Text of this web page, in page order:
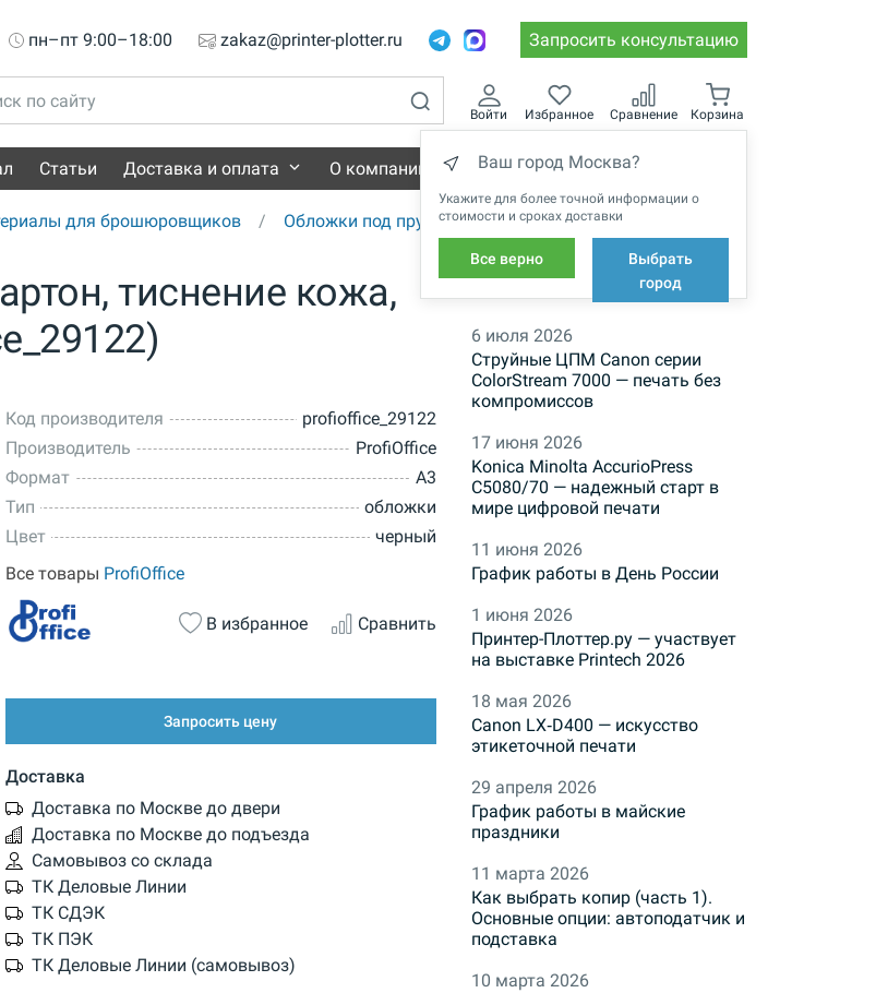
пн–пт 9:00–18:00 zakaz@printer-plotter.ru Запросить консультацию
Войти Избранное Сравнение Корзина
Ваш город Москва?
Укажите для более точной информации о
стоимости и сроках доставки
Все верно
Выбрать
город
Статьи Доставка и оплата О компании Вакансии
для брошюровщиков Обложки под пружину
тиснение кожа,
Код производителя
profioffice_29122
Производитель
ProfiOffice
Формат
A3
Тип
обложки
Цвет
черный
Все товары ProfiOffice
В избранное Сравнить
Запросить цену
Доставка
Доставка по Москве до двери
Доставка по Москве до подъезда
Самовывоз со склада
ТК Деловые Линии
ТК СДЭК
ТК ПЭК
ТК Деловые Линии (самовывоз)
НОВОСТИ
6 июля 2026
Струйные ЦПМ Canon серии
ColorStream 7000 — печать без
компромиссов
17 июня 2026
Konica Minolta AccurioPress
C5080/70 — надежный старт в
мире цифровой печати
11 июня 2026
График работы в День России
1 июня 2026
Принтер-Плоттер.ру — участвует
на выставке Printech 2026
18 мая 2026
Canon LX‑D400 — искусство
этикеточной печати
29 апреля 2026
График работы в майские
праздники
11 марта 2026
Как выбрать копир (часть 1).
Основные опции: автоподатчик и
подставка
10 марта 2026